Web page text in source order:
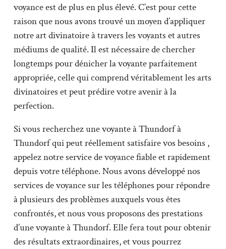
voyance est de plus en plus élevé. C’est pour cette
raison que nous avons trouvé un moyen d’appliquer
notre art divinatoire à travers les voyants et autres
médiums de qualité. Il est nécessaire de chercher
longtemps pour dénicher la voyante parfaitement
appropriée, celle qui comprend véritablement les arts
divinatoires et peut prédire votre avenir à la
perfection.
Si vous recherchez une voyante à Thundorf à
Thundorf qui peut réellement satisfaire vos besoins ,
appelez notre service de voyance fiable et rapidement
depuis votre téléphone. Nous avons développé nos
services de voyance sur les téléphones pour répondre
à plusieurs des problèmes auxquels vous êtes
confrontés, et nous vous proposons des prestations
d’une voyante à Thundorf. Elle fera tout pour obtenir
des résultats extraordinaires, et vous pourrez